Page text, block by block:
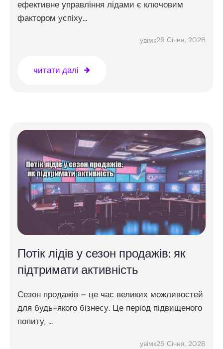
ефективне управління лідами є ключовим
фактором успіху...
увімк29 Січня, 2026
читати далі
Потік лідів у сезон продажів: як
підтримати активність
Сезон продажів – це час великих можливостей
для будь-якого бізнесу. Це період підвищеного
попиту, ...
увімк25 Січня, 2026